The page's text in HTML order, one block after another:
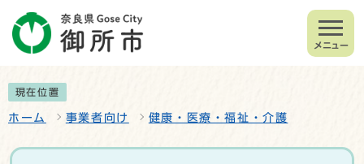
メニュー
現在位置
ホーム 事業者向け 健康・医療・福祉・介護